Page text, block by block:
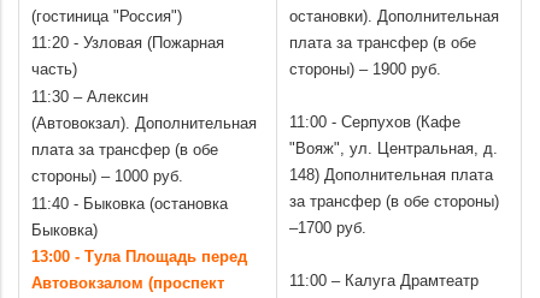
(гостиница "Россия")
11:20 - Узловая (Пожарная
часть)
11:30 – Алексин
(Автовокзал). Дополнительная
плата за трансфер (в обе
стороны) – 1000 руб.
11:40 - Быковка (остановка
Быковка)
13:00 - Тула Площадь перед
Автовокзалом (проспект
остановки). Дополнительная
плата за трансфер (в обе
стороны) – 1900 руб.
11:00 - Серпухов (Кафе
"Вояж", ул. Центральная, д.
148) Дополнительная плата
за трансфер (в обе стороны)
–1700 руб.
11:00 – Калуга Драмтеатр